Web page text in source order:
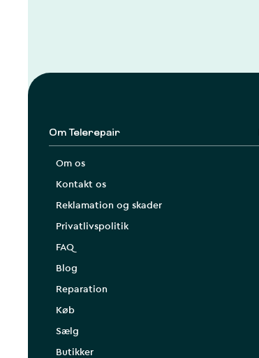
Om Telerepair
Om os
Kontakt os
Reklamation og skader
Privatlivspolitik
FAQ
Blog
Reparation
Køb
Sælg
Butikker